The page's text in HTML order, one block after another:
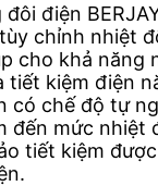
điện
chỉnh nhiệt
cho khả năng
tiết kiệm điện
có chế độ tự
đến mức nhiệt
tiết kiệm